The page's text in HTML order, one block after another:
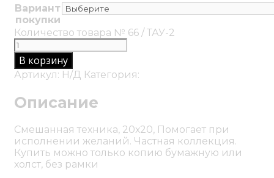
Вариант
покупки
Количество товара № 66 / ТАУ-2
В корзину
Артикул: Н/Д Категория:
Описание
Смешанная техника, 20х20, Помогает при
исполнении желаний. Частная коллекция.
Купить можно только копию бумажную или
холст, без рамки